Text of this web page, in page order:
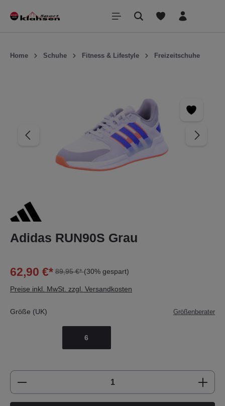
springen
Home Schuhe Fitness & Lifestyle Freizeitschuhe
Adidas RUN90S Grau
62,90 €* 89,95 €*(30% gespart)
Preise inkl. MwSt. zzgl. Versandkosten
Größe (UK) Größenberater
6
Produkt Anzahl: Gib den gewünschten